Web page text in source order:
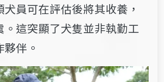
員可在評估後將其收養，
這突顯了犬隻並非執勤工
伴。